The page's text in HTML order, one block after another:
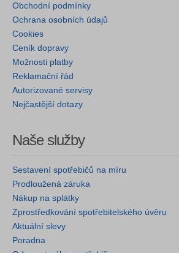
Obchodní podmínky
Ochrana osobních údajů
Cookies
Ceník dopravy
Možnosti platby
Reklamační řád
Autorizované servisy
Nejčastější dotazy
Naše služby
Sestavení spotřebičů na míru
Prodloužená záruka
Nákup na splátky
Zprostředkování spotřebitelského úvěru
Aktuální slevy
Poradna